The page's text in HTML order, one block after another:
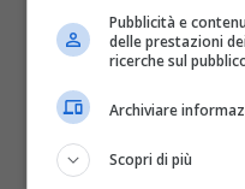
Pubblicità e
delle prestazioni
ricerche sul
Archiviare
Scopri di più